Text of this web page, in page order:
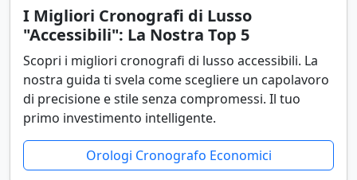
I Migliori Cronografi di Lusso
"Accessibili": La Nostra Top 5
Scopri i migliori cronografi di lusso accessibili. La
nostra guida ti svela come scegliere un capolavoro
di precisione e stile senza compromessi. Il tuo
primo investimento intelligente.
Orologi Cronografo Economici